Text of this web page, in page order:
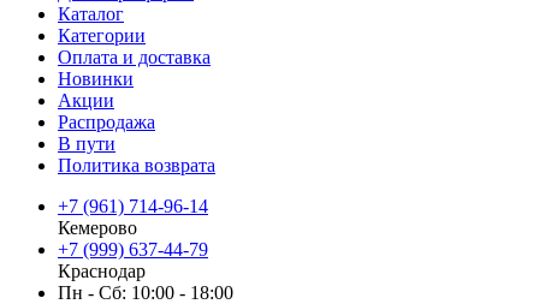
Каталог
Категории
Оплата и доставка
Новинки
Акции
Распродажа
В пути
Политика возврата
+7 (961) 714-96-14
Кемерово
+7 (999) 637-44-79
Краснодар
Пн - Сб: 10:00 - 18:00